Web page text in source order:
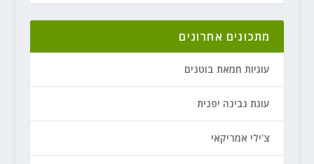
מתכונים אחרונים
עוגיות חמאת בוטנים
עוגת גבינה יפנית
צ'ילי אמריקאי